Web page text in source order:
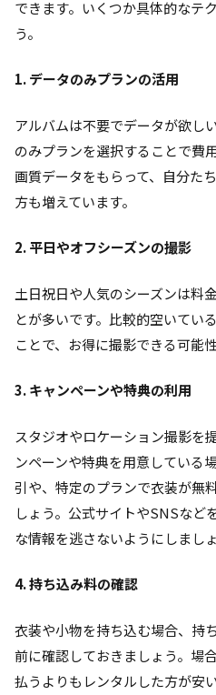
できます。いくつか具体的なテ
う。
1. データのみプランの活用
アルバムは不要でデータが欲し
のみプランを選択することで費
画質データをもらって、自分た
方も増えています。
2. 平日やオフシーズンの撮影
土日祝日や人気のシーズンは料
とが多いです。比較的空いてい
ことで、お得に撮影できる可能
3. キャンペーンや特典の利用
スタジオやロケーション撮影を
ンペーンや特典を用意している
引や、特定のプランで衣装が無
しょう。公式サイトやSNSなど
な情報を逃さないようにしましょ
4. 持ち込み料の確認
衣装や小物を持ち込む場合、持
前に確認しておきましょう。場
払うよりもレンタルした方が安